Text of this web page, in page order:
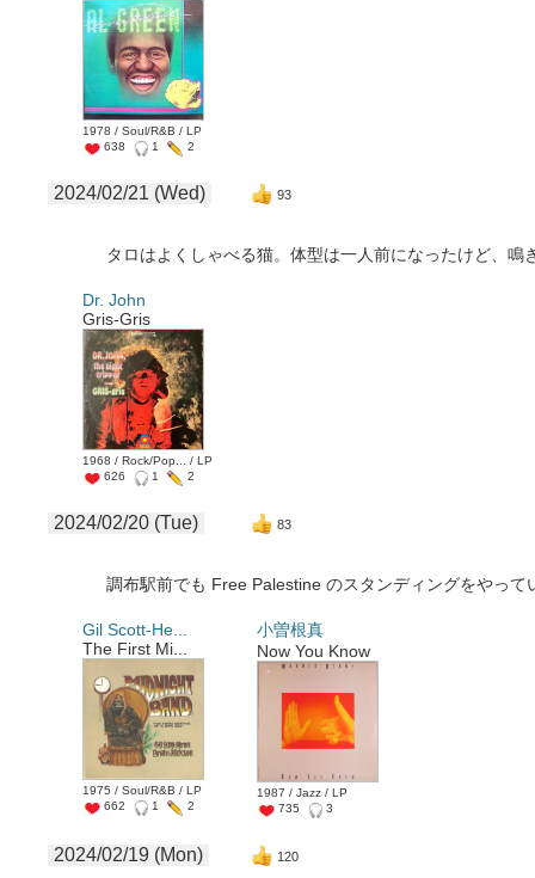
1978 / Soul/R&B / LP
638
1 2
2024/02/21 (Wed) 93
タロはよくしゃべる猫。体型は一人前になったけど、鳴
Dr. John
Gris-Gris
1968 / Rock/Pop... / LP
626
1 2
2024/02/20 (Tue) 83
調布駅前でも Free Palestine のスタンディングをやって
Gil Scott-He...
The First Mi...
1975 / Soul/R&B / LP
662
1 2
小曽根真
Now You Know
1987 / Jazz / LP
735
3
2024/02/19 (Mon) 120